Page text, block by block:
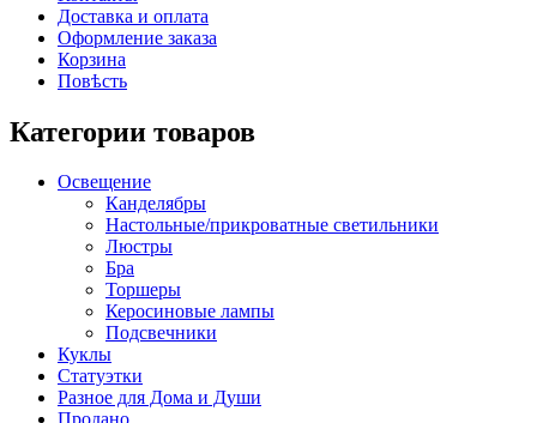
Доставка и оплата
Оформление заказа
Корзина
Повѣсть
Категории товаров
Освещение
Канделябры
Настольные/прикроватные светильники
Люстры
Бра
Торшеры
Керосиновые лампы
Подсвечники
Куклы
Статуэтки
Разное для Дома и Души